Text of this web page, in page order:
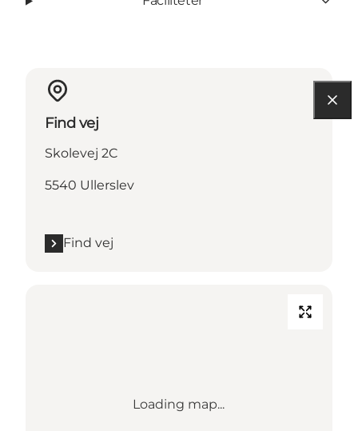
Find vej
Skolevej 2C
5540 Ullerslev
Find vej
Loading map...